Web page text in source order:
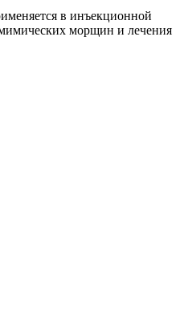
в инъекционной
морщин и лечения